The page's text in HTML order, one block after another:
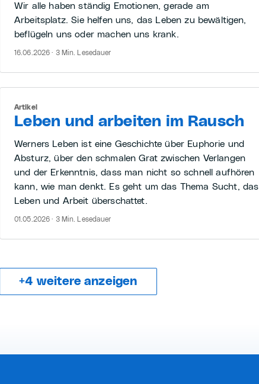
Wir alle haben ständig Emotionen, gerade am
Arbeitsplatz. Sie helfen uns, das Leben zu bewältigen,
beflügeln uns oder machen uns krank.
16.06.2026 · 3 Min. Lesedauer
Leben und arbeiten im Rausch
Artikel
Werners Leben ist eine Geschichte über Euphorie und
Absturz, über den schmalen Grat zwischen Verlangen
und der Erkenntnis, dass man nicht so schnell aufhören
kann, wie man denkt. Es geht um das Thema Sucht, das
Leben und Arbeit überschattet.
01.05.2026 · 3 Min. Lesedauer
+4 weitere anzeigen